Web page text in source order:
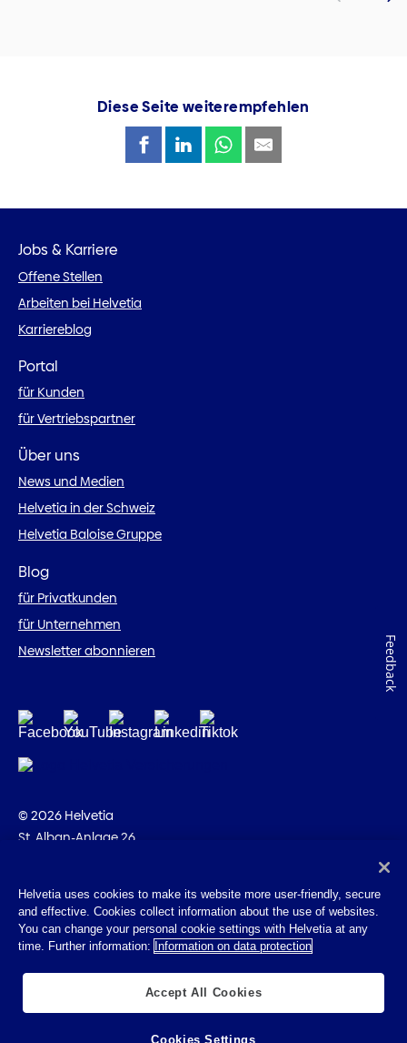
Diese Seite weiterempfehlen
Jobs & Karriere
Offene Stellen
Arbeiten bei Helvetia
Karriereblog
Portal
für Kunden
für Vertriebspartner
Über uns
News und Medien
Helvetia in der Schweiz
Helvetia Baloise Gruppe
Blog
für Privatkunden
für Unternehmen
Newsletter abonnieren
© 2026 Helvetia
St. Alban-Anlage 26
Impressum
Rechtliche Hinweise
Helvetia uses cookies to make its website more user-friendly, secure
and effective. Cookies collect information about the use of websites.
You can change your personal cookie settings with Helvetia at any
time. Further information: Information on data protection
Accept All Cookies
Cookies Settings
Feedback